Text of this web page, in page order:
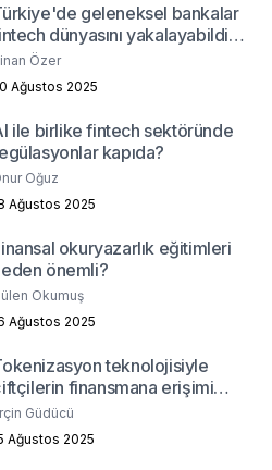
geleneksel bankalar
dünyasını yakalayabildi
Özer
Ağustos 2025
ile birlike fintech sektöründe
kapıda?
Oğuz
Ağustos 2025
okuryazarlık eğitimleri
önemli?
Okumuş
Ağustos 2025
teknolojisiyle
finansmana erişimi
mı?
Güdücü
Ağustos 2025